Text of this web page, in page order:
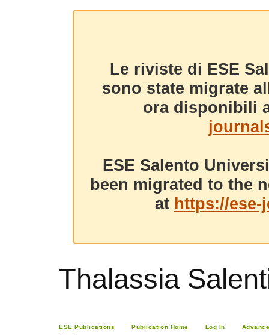
Le riviste di ESE
sono state migrate
ora disponibili
ESE Salento
been migrated to the
at https://
Thalassia
ESE Publications Publication Home Log In